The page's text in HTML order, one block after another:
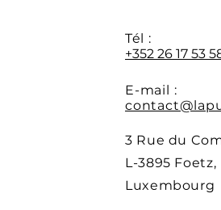
Tél :
+352 26 17 53
E-mail :
3 Rue du
L-3895 Foetz,
Luxembourg